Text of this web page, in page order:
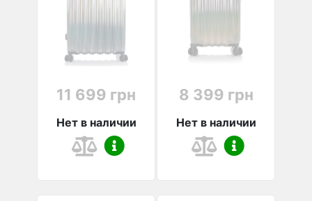
11 699 грн
Нет в наличии
8 399 грн
Нет в наличии